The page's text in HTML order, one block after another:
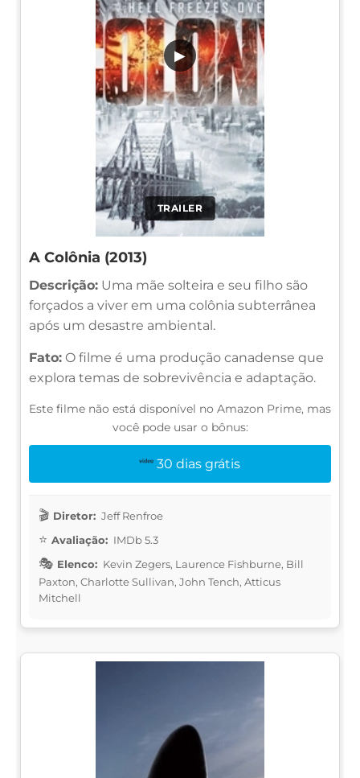
TRAILER
▶
A Colônia (2013)
Descrição: Uma mãe solteira e seu filho são
forçados a viver em uma colônia subterrânea
após um desastre ambiental.
Fato: O filme é uma produção canadense que
explora temas de sobrevivência e adaptação.
Este filme não está disponível no Amazon Prime, mas
você pode usar o bônus:
30 dias grátis
Diretor: Jeff Renfroe
Avaliação: IMDb 5.3
Elenco: Kevin Zegers, Laurence Fishburne, Bill
Paxton, Charlotte Sullivan, John Tench, Atticus
Mitchell